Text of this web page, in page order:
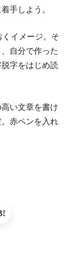
手しよう。
イメージ。そ
自分で作った
字をはじめ読
い文章を書け
赤ペンを入れ